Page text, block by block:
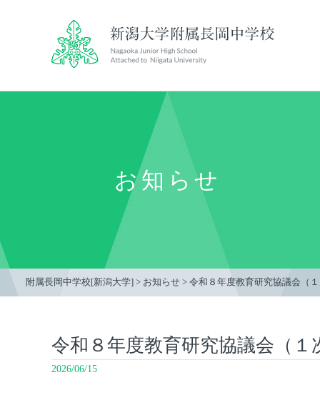
お知らせ
附属長岡中学校[新潟大学] > お知らせ > 令和８年度教育研究協議会（
令和８年度教育研究協議会（
2026/06/15